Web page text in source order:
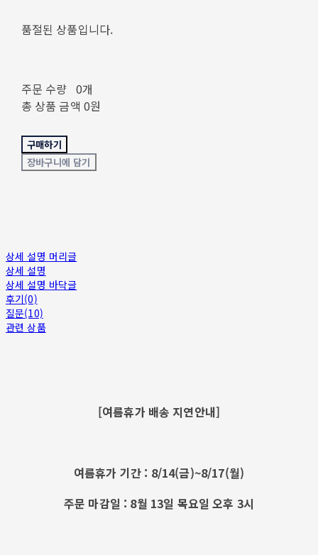
품절된 상품입니다.
주문 수량 0개
총 상품 금액 0원
구매하기
장바구니에 담기
상세 설명 머리글
상세 설명
상세 설명 바닥글
후기(0)
질문(10)
관련 상품
[여름휴가 배송 지연안내]
여름휴가 기간 : 8/14(금)~8/17(월)
주문 마감일 : 8월 13일 목요일 오후 3시